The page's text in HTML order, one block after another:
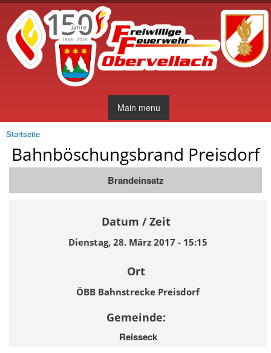
Direkt
zum
Inhalt
Main menu
Sie sind hier
Startseite
Bahnböschungsbrand Preisdorf
Brandeinsatz
Datum / Zeit
Dienstag, 28. März 2017 - 15:15
Ort
ÖBB Bahnstrecke Preisdorf
Gemeinde:
Reisseck